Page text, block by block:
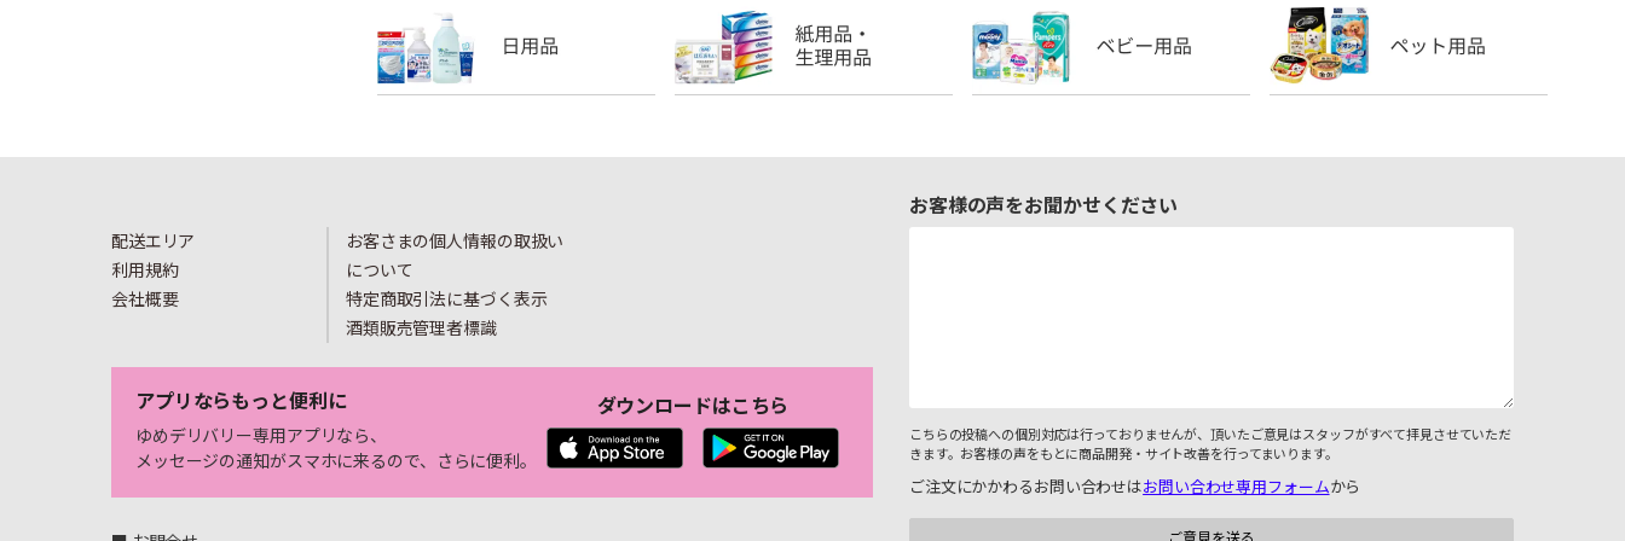
配送エリア
利用規約
会社概要
お客さまの個人情報の取扱い
について
特定商取引法に基づく表示
酒類販売管理者標識
アプリならもっと便利に
ゆめデリバリー専用アプリなら、
メッセージの通知がスマホに来るので、さらに便利。
ダウンロードはこちら
お客様の声をお聞かせください
こちらの投稿への個別対応は行っておりませんが、頂いたご意見はスタッフがすべて拝見させていただ
きます。お客様の声をもとに商品開発・サイト改善を行ってまいります。
ご注文にかかわるお問い合わせはお問い合わせ専用フォームから